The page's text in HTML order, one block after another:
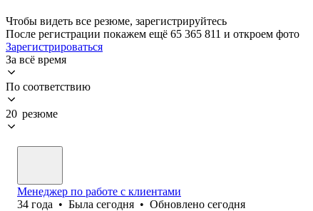
Чтобы видеть все резюме, зарегистрируйтесь
После регистрации покажем ещё 65 365 811 и откроем фото
Зарегистрироваться
За всё время
По соответствию
20 резюме
Менеджер по работе с клиентами
34 года • Была сегодня • Обновлено сегодня